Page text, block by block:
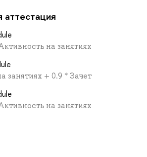
на занятиях
занятиях + 0.9 * Зачет
на занятиях